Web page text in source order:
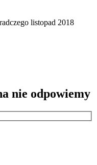
listopad 2018
nie odpowiemy